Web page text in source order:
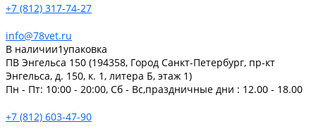
+7 (812) 317-74-27
info@78vet.ru
В наличии1упаковка
ПВ Энгельса 150 (194358, Город Санкт-Петербург, пр-кт
Энгельса, д. 150, к. 1, литера Б, этаж 1)
Пн - Пт: 10:00 - 20:00, Сб - Вс,праздничные дни : 12.00 - 18.00
+7 (812) 603-47-90